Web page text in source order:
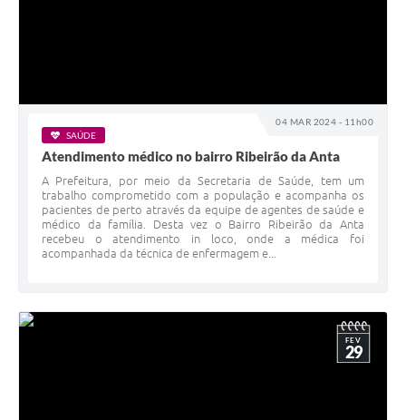
04 MAR 2024 - 11h00
SAÚDE
Atendimento médico no bairro Ribeirão da Anta
A Prefeitura, por meio da Secretaria de Saúde, tem um
trabalho comprometido com a população e acompanha os
pacientes de perto através da equipe de agentes de saúde e
médico da família. Desta vez o Bairro Ribeirão da Anta
recebeu o atendimento in loco, onde a médica foi
acompanhada da técnica de enfermagem e...
FEV
29